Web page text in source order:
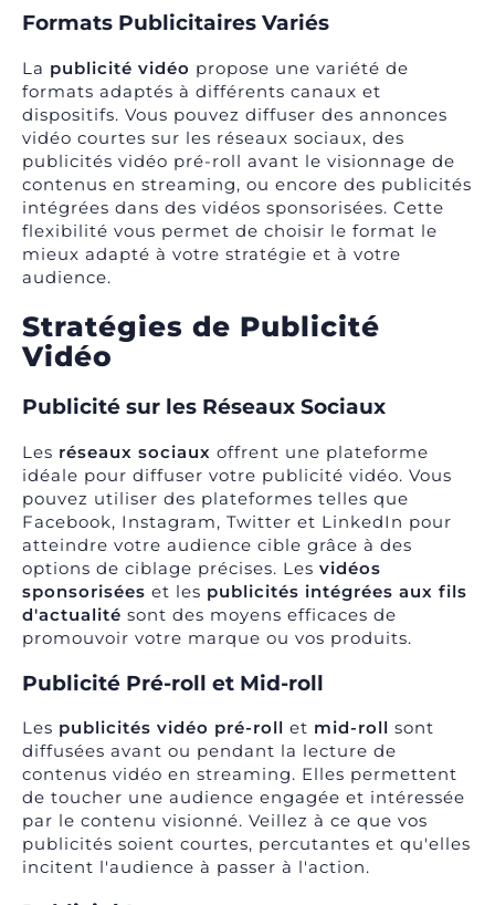
Formats Publicitaires Variés
La publicité vidéo propose une variété de
formats adaptés à différents canaux et
dispositifs. Vous pouvez diffuser des annonces
vidéo courtes sur les réseaux sociaux, des
publicités vidéo pré-roll avant le visionnage de
contenus en streaming, ou encore des publicités
intégrées dans des vidéos sponsorisées. Cette
flexibilité vous permet de choisir le format le
mieux adapté à votre stratégie et à votre
audience.
Stratégies de Publicité
Vidéo
Publicité sur les Réseaux Sociaux
Les réseaux sociaux offrent une plateforme
idéale pour diffuser votre publicité vidéo. Vous
pouvez utiliser des plateformes telles que
Facebook, Instagram, Twitter et LinkedIn pour
atteindre votre audience cible grâce à des
options de ciblage précises. Les vidéos
sponsorisées et les publicités intégrées aux fils
d'actualité sont des moyens efficaces de
promouvoir votre marque ou vos produits.
Publicité Pré-roll et Mid-roll
Les publicités vidéo pré-roll et mid-roll sont
diffusées avant ou pendant la lecture de
contenus vidéo en streaming. Elles permettent
de toucher une audience engagée et intéressée
par le contenu visionné. Veillez à ce que vos
publicités soient courtes, percutantes et qu'elles
incitent l'audience à passer à l'action.